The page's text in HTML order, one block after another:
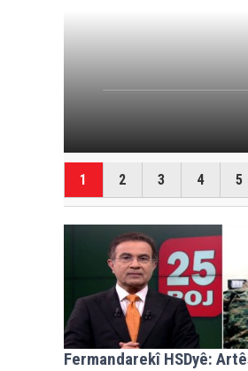
Dem û
1 2 3 4 5
Fermandarekî HSDyê: